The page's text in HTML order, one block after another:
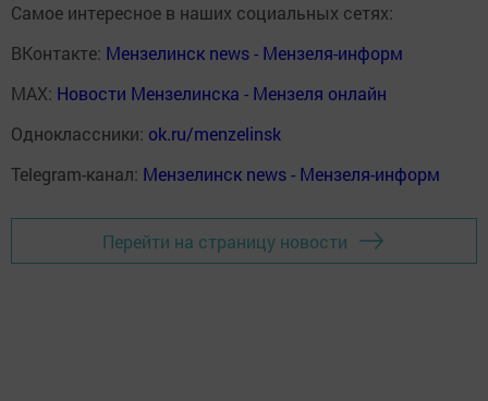
Самое интересное в наших социальных сетях:
ВКонтакте: Мензелинск news - Мензеля-информ
MAX: Новости Мензелинска - Мензеля онлайн
Одноклассники: ok.ru/menzelinsk
Telegram-канал: Мензелинск news - Мензеля-информ
Перейти на страницу новости